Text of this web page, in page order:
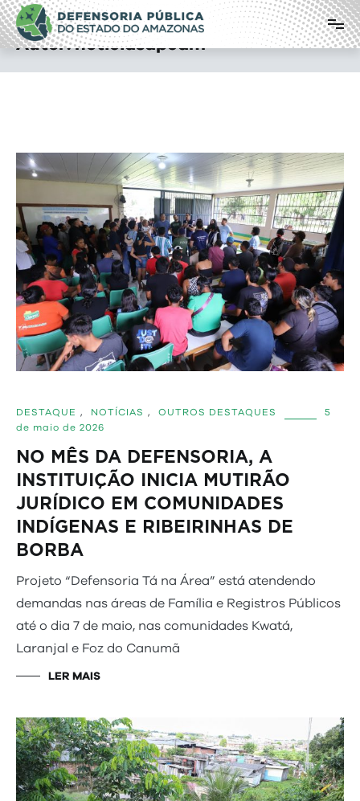
Pular
para
o
Defensoria Pública do Estado do
Amazonas
Autor:noticiasdpeam
DESTAQUE , NOTÍCIAS , OUTROS DESTAQUES
5
de maio de 2026
NO MÊS DA DEFENSORIA, A
INSTITUIÇÃO INICIA MUTIRÃO
JURÍDICO EM COMUNIDADES
INDÍGENAS E RIBEIRINHAS DE
BORBA
Projeto “Defensoria Tá na Área” está atendendo
demandas nas áreas de Família e Registros Públicos
até o dia 7 de maio, nas comunidades Kwatá,
Laranjal e Foz do Canumã
LER MAIS